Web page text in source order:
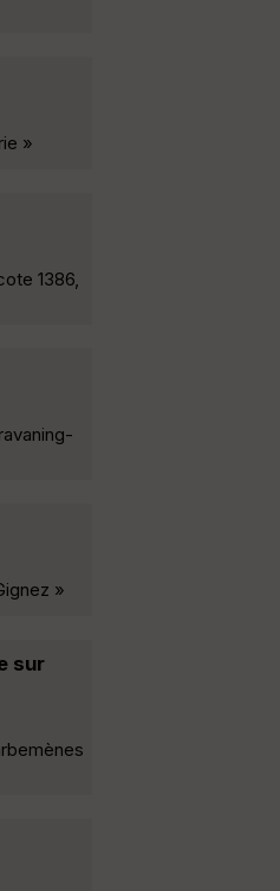
»
1386,
»
sur